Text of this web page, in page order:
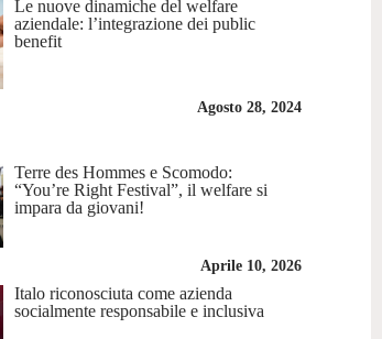
Le nuove dinamiche del welfare
aziendale: l’integrazione dei public
benefit
Agosto 28, 2024
Terre des Hommes e Scomodo:
“You’re Right Festival”, il welfare si
impara da giovani!
Aprile 10, 2026
Italo riconosciuta come azienda
socialmente responsabile e inclusiva